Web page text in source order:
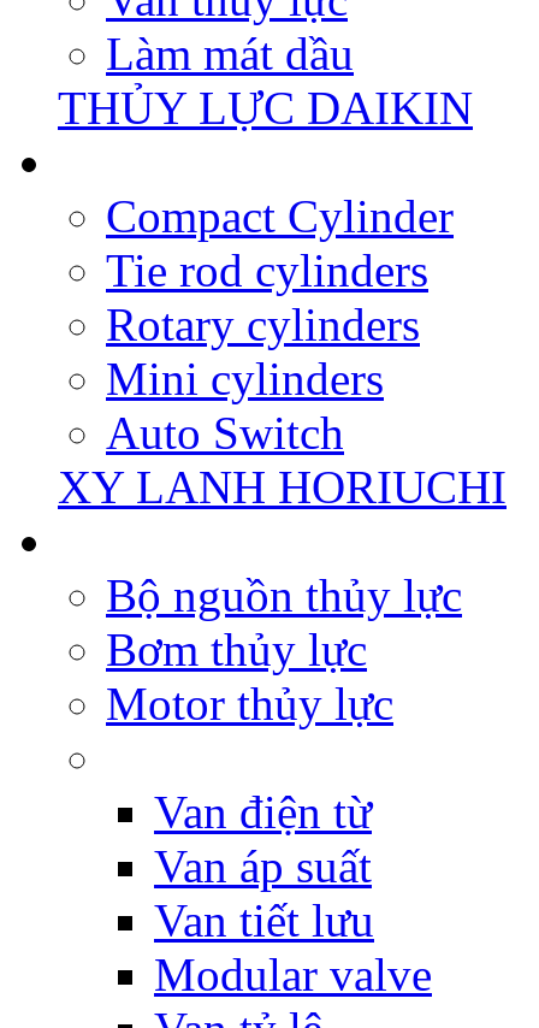
Làm mát dầu
THỦY LỰC DAIKIN
Compact Cylinder
Tie rod cylinders
Rotary cylinders
Mini cylinders
Auto Switch
XY LANH HORIUCHI
Bộ nguồn thủy lực
Bơm thủy lực
Motor thủy lực
Van điện từ
Van áp suất
Van tiết lưu
Modular valve